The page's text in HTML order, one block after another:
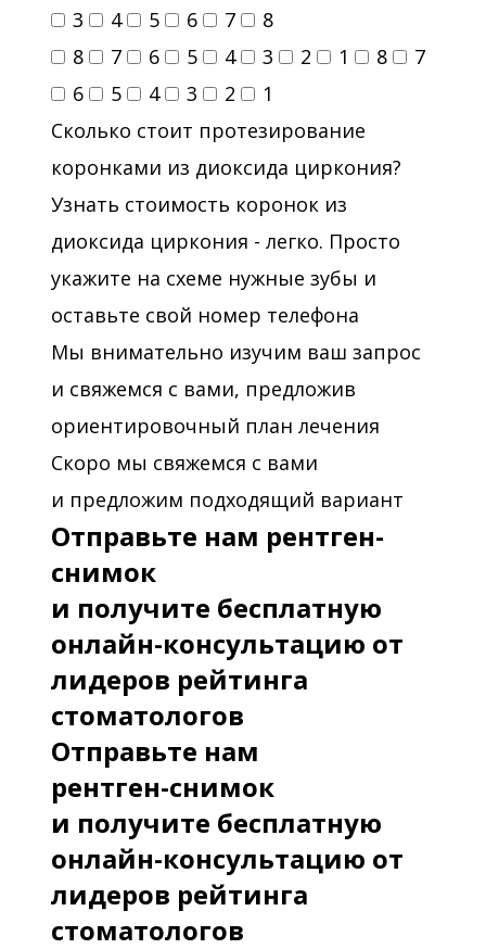
3 4 5 6 7
8
8
7 6 5 4 3 2 1 8
7
6
5 4 3 2
1
Сколько стоит протезирование
коронками из диоксида циркония?
Узнать стоимость коронок из
диоксида циркония - легко. Просто
укажите на схеме нужные зубы и
оставьте свой номер телефона
Мы внимательно изучим ваш запрос
и свяжемся с вами, предложив
ориентировочный план лечения
Скоро мы свяжемся с вами
и предложим подходящий вариант
Отправьте нам рентген-
снимок
и получите бесплатную
онлайн-консультацию от
лидеров рейтинга
стоматологов
Отправьте нам
рентген-снимок
и получите бесплатную
онлайн-консультацию от
лидеров рейтинга
стоматологов